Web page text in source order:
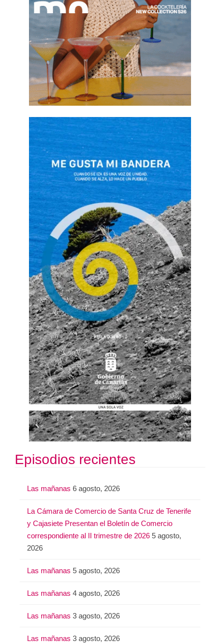
Episodios recientes
Las mañanas 6 agosto, 2026
La Cámara de Comercio de Santa Cruz de Tenerife
y Cajasiete Presentan el Boletín de Comercio
correspondiente al II trimestre de 2026 5 agosto,
2026
Las mañanas 5 agosto, 2026
Las mañanas 4 agosto, 2026
Las mañanas 3 agosto, 2026
Las mañanas 3 agosto, 2026